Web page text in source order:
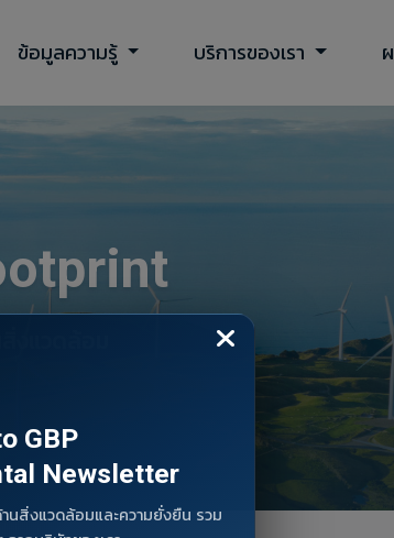
ข้อมูลความรู้ บริการของเรา
GBP
Newsletter
นสิ่งแวดล้อมและความยั่งยืน รวม